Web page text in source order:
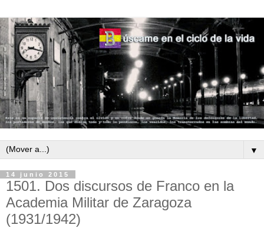
▼
14 junio 2015
1501. Dos discursos de Franco en la
Academia Militar de Zaragoza
(1931/1942)